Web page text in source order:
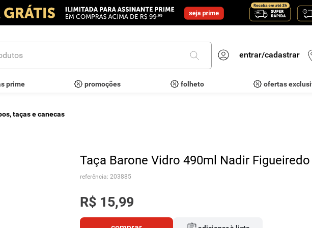
entrar/cadastrar
prime promoções folheto ofertas
taças e canecas
Taça Barone Vidro 490ml Nadir Figueiredo
referência:203885
R$ 15,99